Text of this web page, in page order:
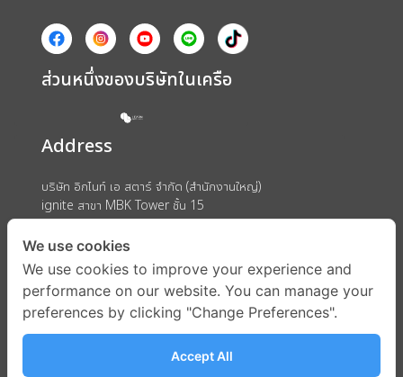
ส่วนหนึ่งของบริษัทในเครือ
Address
บริษัท อิกไนท์ เอ สตาร์ จำกัด (สำนักงานใหญ่)
ignite สาขา MBK Tower ชั้น 15
ถนนพญาไท แขวงวังใหม่ เขตปทุมวัน กรุงเทพมหานคร 10330
We use cookies
We use cookies to improve your experience and
performance on our website. You can manage your
preferences by clicking "Change Preferences".
Accept All